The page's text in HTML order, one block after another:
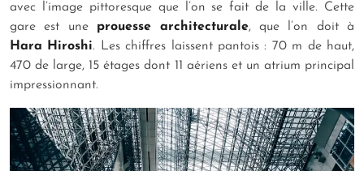
avec l’image pittoresque que l’on se fait de la ville. Cette
gare est une prouesse architecturale, que l’on doit à
Hara Hiroshi. Les chiffres laissent pantois : 70 m de haut,
470 de large, 15 étages dont 11 aériens et un atrium principal
impressionnant.